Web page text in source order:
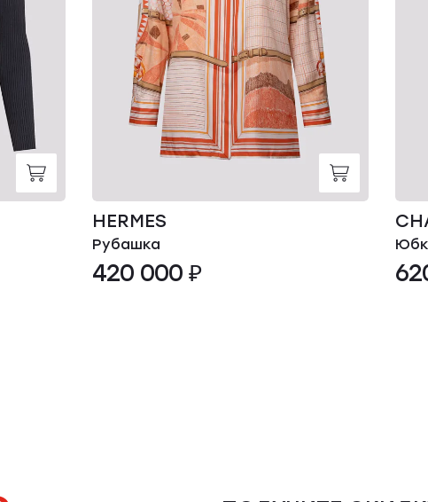
HERMES
Рубашка
420 000 ₽